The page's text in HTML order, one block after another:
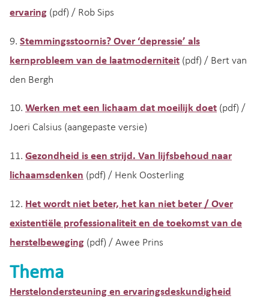
ervaring (pdf) / Rob Sips
9. Stemmingsstoornis? Over ‘depressie’ als
kernprobleem van de laatmoderniteit (pdf) / Bert van
den Bergh
10. Werken met een lichaam dat moeilijk doet (pdf) /
Joeri Calsius (aangepaste versie)
11. Gezondheid is een strijd. Van lijfsbehoud naar
lichaamsdenken (pdf) / Henk Oosterling
12. Het wordt niet beter, het kan niet beter / Over
existentiële professionaliteit en de toekomst van de
herstelbeweging (pdf) / Awee Prins
Thema
Herstelondersteuning en ervaringsdeskundigheid